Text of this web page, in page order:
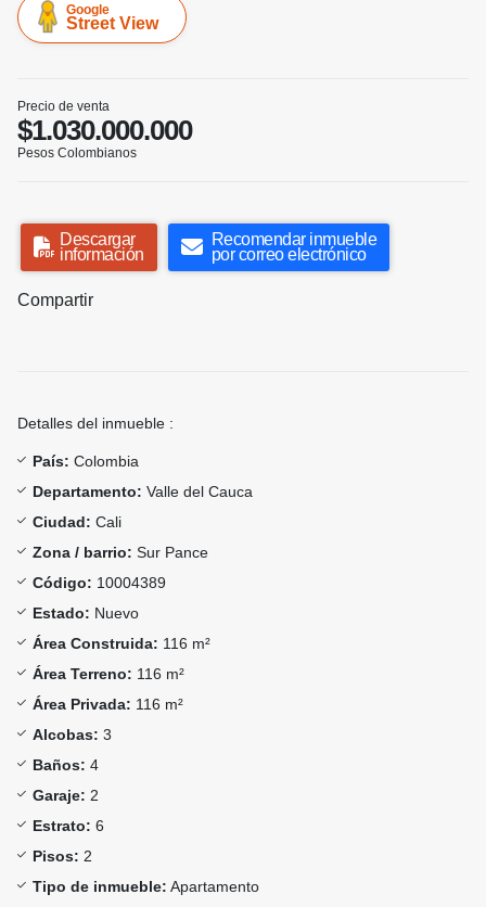
Google
Street View
Precio de venta
$1.030.000.000
Pesos Colombianos
Descargar
información
Recomendar inmueble
por correo electrónico
Compartir
Detalles del inmueble :
País: Colombia
Departamento: Valle del Cauca
Ciudad: Cali
Zona / barrio: Sur Pance
Código: 10004389
Estado: Nuevo
Área Construida: 116 m²
Área Terreno: 116 m²
Área Privada: 116 m²
Alcobas: 3
Baños: 4
Garaje: 2
Estrato: 6
Pisos: 2
Tipo de inmueble: Apartamento